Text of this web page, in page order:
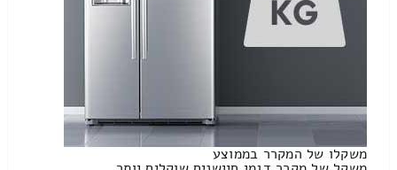
משקלו של המקרר בממוצע